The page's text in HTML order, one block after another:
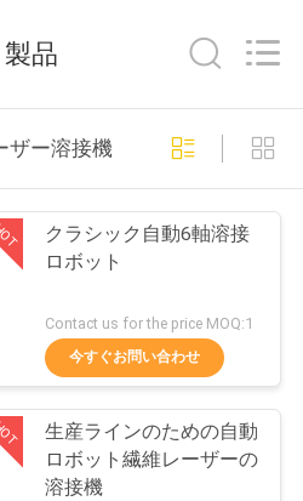
機械
193
ーザー
147
製品
ザー溶接機
クラシック自動6軸溶接
ロボット
Contact us for the price MOQ:1
今すぐお問い合わせ
生産ラインのための自動
ロボット繊維レーザーの
溶接機